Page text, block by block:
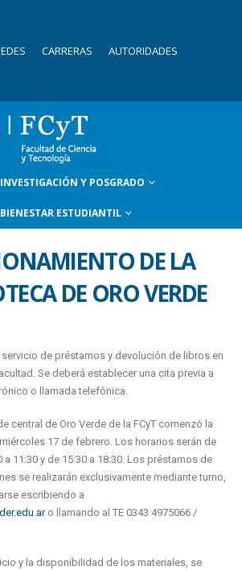
CARRERAS AUTORIDADES
INVESTIGACIÓN Y POSGRADO
BIENESTAR ESTUDIANTIL
DE LA
DE ORO VERDE
de préstamos y devolución de libros en
Se deberá establecer una cita previa a
o llamada telefónica.
central de Oro Verde de la FCyT comenzó la
17 de febrero. Los horarios serán de
a 11:30 y de 15:30 a 18:30. Los préstamos de
se realizarán exclusivamente mediante turno,
escribiendo a
o llamando al TE 0343 4975066 /
y la disponibilidad de los materiales, se